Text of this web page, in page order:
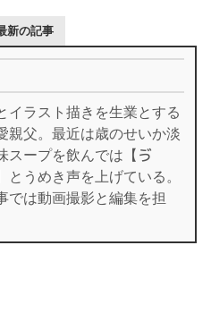
新の記事
イラスト描きを生業とする
親父。最近は歳のせいか淡
スープを飲んでは【ゔ
うめき声を上げている。
では動画撮影と編集を担